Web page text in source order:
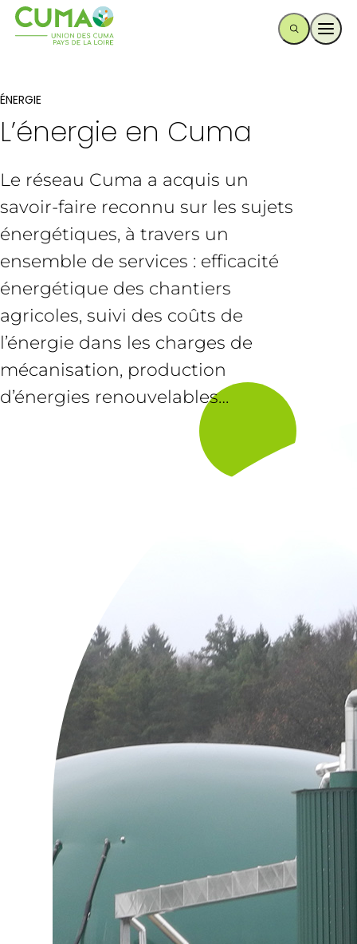
ÉNERGIE
L’énergie en Cuma
Le réseau Cuma a acquis un
savoir-faire reconnu sur les sujets
énergétiques, à travers un
ensemble de services : efficacité
énergétique des chantiers
agricoles, suivi des coûts de
l’énergie dans les charges de
mécanisation, production
d’énergies renouvelables…